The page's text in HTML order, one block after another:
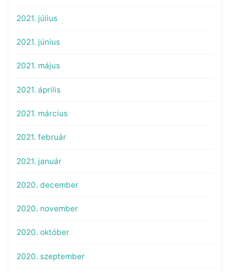
2021. július
2021. június
2021. május
2021. április
2021. március
2021. február
2021. január
2020. december
2020. november
2020. október
2020. szeptember